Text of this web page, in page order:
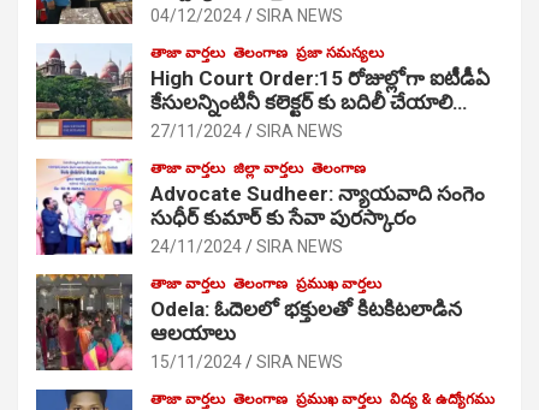
04/12/2024 SIRA NEWS
తాజా వార్తలు తెలంగాణ ప్రజా సమస్యలు
High Court Order:15 రోజుల్లోగా ఐటీడీఏ
కేసులన్నింటినీ కలెక్టర్ కు బదిలీ చేయాలి…
27/11/2024 SIRA NEWS
తాజా వార్తలు జిల్లా వార్తలు తెలంగాణ
Advocate Sudheer: న్యాయవాది సంగెం
సుధీర్ కుమార్ కు సేవా పురస్కారం
24/11/2024 SIRA NEWS
తాజా వార్తలు తెలంగాణ ప్రముఖ వార్తలు
Odela: ఓదెల‌లో భక్తులతో కిటకిటలాడిన
ఆల‌యాలు
15/11/2024 SIRA NEWS
తాజా వార్తలు తెలంగాణ ప్రముఖ వార్తలు విద్య & ఉద్యోగము